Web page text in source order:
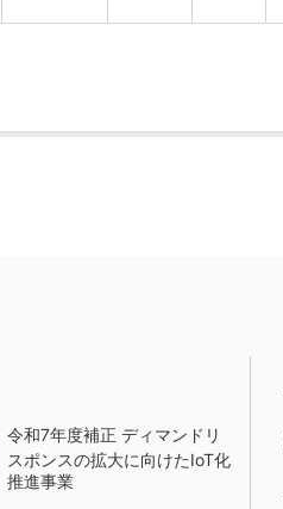
令和7年度補正 ディマンドリ
スポンスの拡大に向けたIoT化
推進事業